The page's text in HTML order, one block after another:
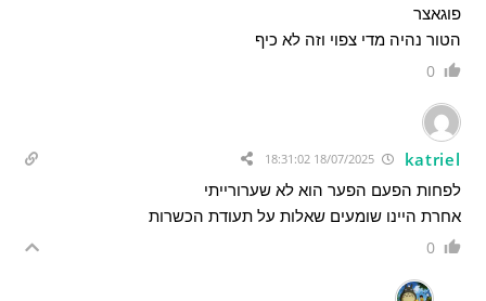
פוגאצר
הטור נהיה מדי צפוי וזה לא כיף
0
katriel
18/07/2025 18:31:02
לפחות הפעם הפער הוא לא שערורייתי
אחרת היינו שומעים שאלות על תעודת הכשרות
0